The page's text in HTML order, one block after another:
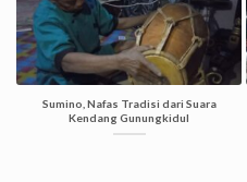
Sumino, Nafas Tradisi dari Suara
Kendang Gunungkidul